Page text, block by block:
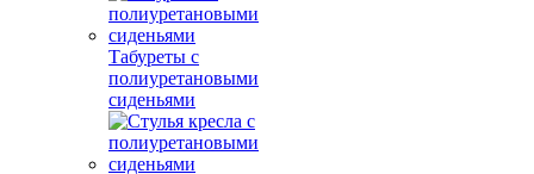
Табуреты с
полиуретановыми
сиденьями